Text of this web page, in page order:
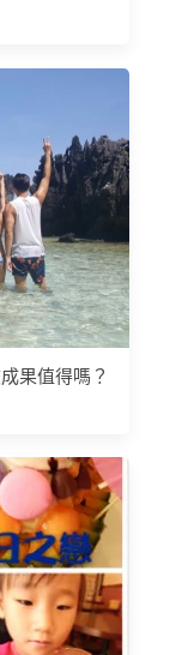
果值得嗎？